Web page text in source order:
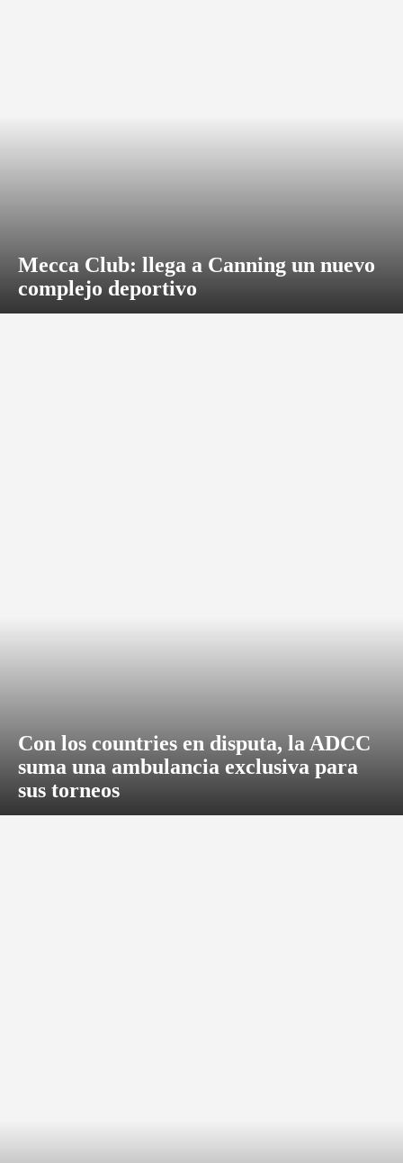
Mecca Club: llega a Canning un nuevo
complejo deportivo
Con los countries en disputa, la ADCC
suma una ambulancia exclusiva para
sus torneos